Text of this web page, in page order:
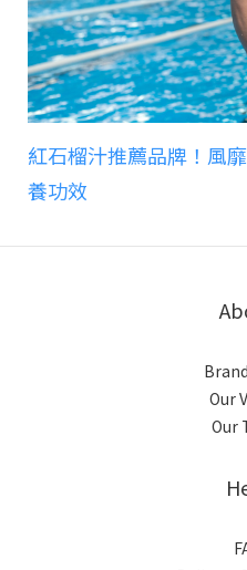
紅石榴汁推薦品牌！風
養功效
Our
Our